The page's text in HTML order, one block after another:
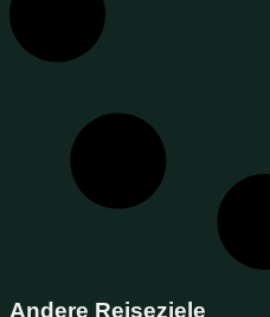
Andere Reiseziele